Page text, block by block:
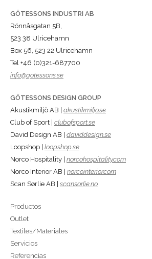
GÖTESSONS INDUSTRI AB
Rönnåsgatan 5B,
523 38 Ulricehamn
Box 56, 523 22 Ulricehamn
Tel +46 (0)321-687700
info@gotessons.se
GÖTESSONS DESIGN GROUP
Akustikmiljö AB | akustikmiljo.se
Club of Sport | clubofsport.se
David Design AB | daviddesign.se
Loopshop | loopshop.se
Norco Hospitality | norcohospitality.com
Norco Interior AB | norcointerior.com
Scan Sørlie AB | scansorlie.no
Productos
Outlet
Textiles/Materiales
Servicios
Referencias